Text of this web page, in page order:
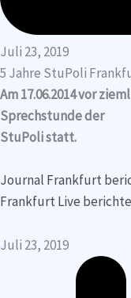
Juli 23, 2019
5 Jahre StuPoli
Am 17.06.2014 vor
Sprechstunde der
StuPoli statt.
Journal Frankfurt
Frankfurt Live
Juli 23, 2019